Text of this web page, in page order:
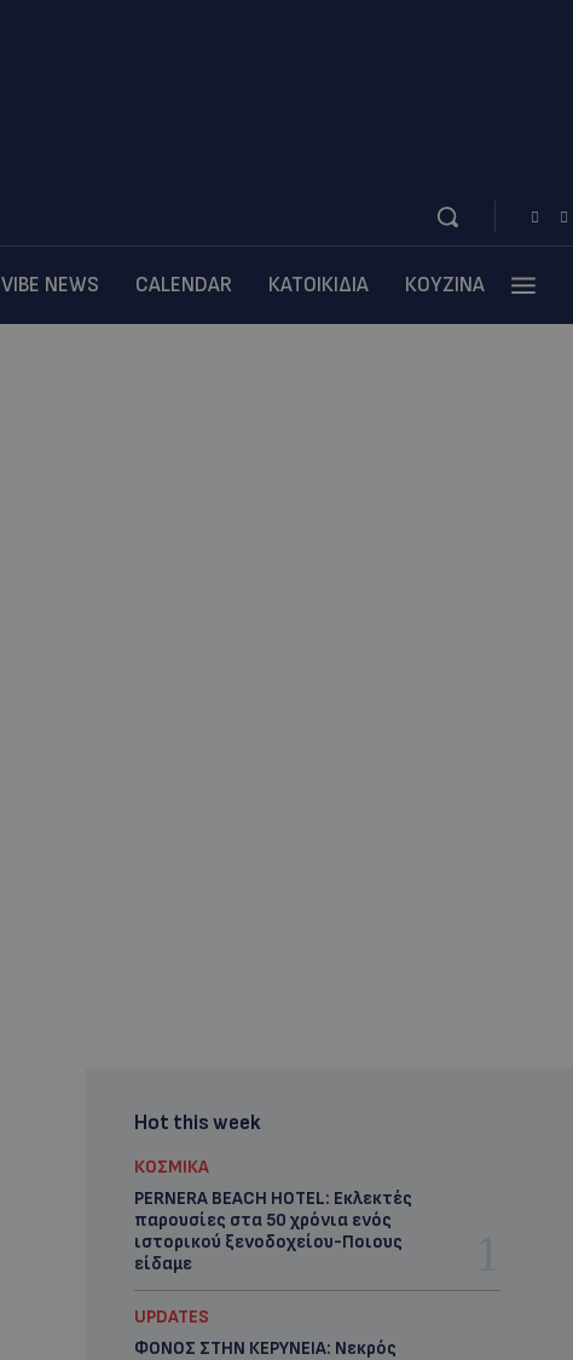
VIBE NEWS CALENDAR ΚΑΤΟΙΚΙΔΙΑ ΚΟΥΖΙΝΑ
Hot this week
ΚΟΣΜΙΚΑ
PERNERA BEACH HOTEL: Εκλεκτές
παρουσίες στα 50 χρόνια ενός
ιστορικού ξενοδοχείου-Ποιους
είδαμε
UPDATES
ΦΟΝΟΣ ΣΤΗΝ ΚΕΡΥΝΕΙΑ: Νεκρός